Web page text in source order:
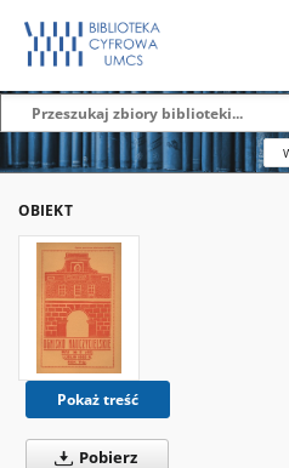
OBIEKT
Pokaż treść
Pobierz